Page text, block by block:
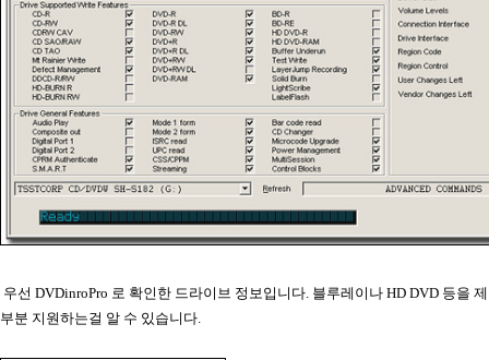
우선 DVDinroPro 로 확인한 드라이브 정보입니다. 블루레이나 HD DVD 등을
부분 지원하는걸 알 수 있습니다.